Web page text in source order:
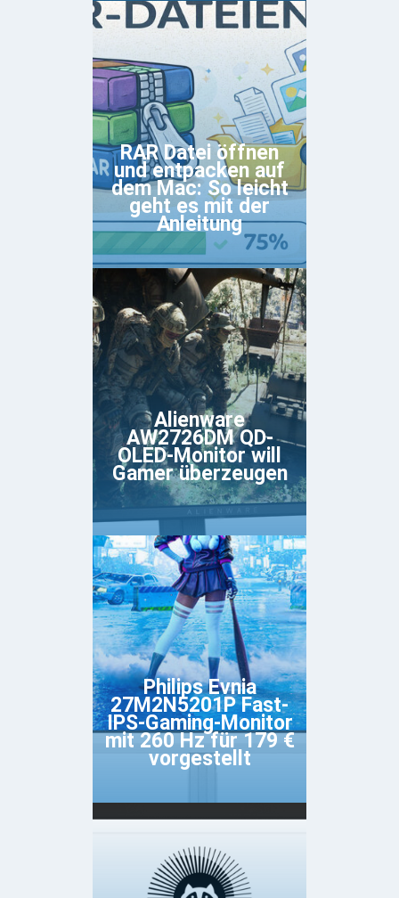
RAR Datei öffnen
und entpacken auf
dem Mac: So leicht
geht es mit der
Anleitung
Alienware
AW2726DM QD-
OLED-Monitor will
Gamer überzeugen
Philips Evnia
27M2N5201P Fast-
IPS-Gaming-Monitor
mit 260 Hz für 179 €
vorgestellt